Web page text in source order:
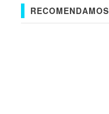
RECOMENDAMOS